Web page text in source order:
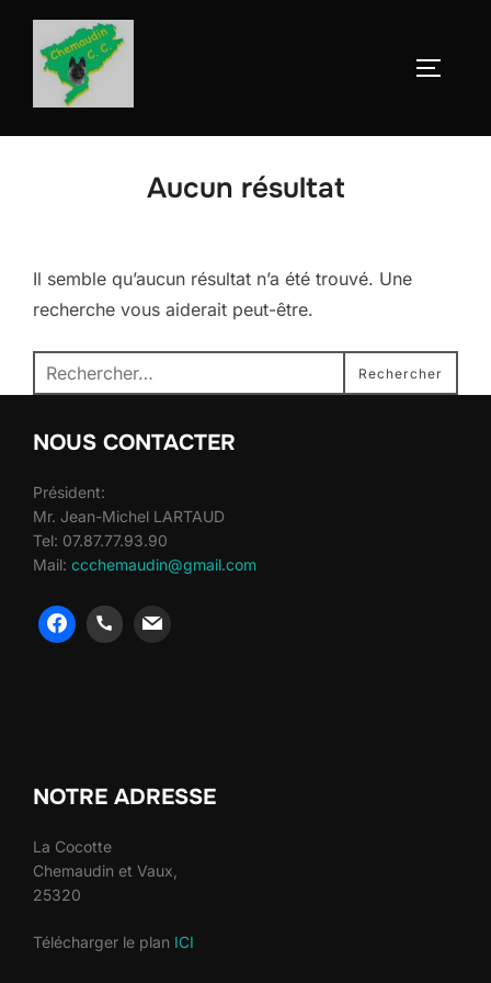
Aller
contenu
Aucun résultat
Il semble qu’aucun résultat n’a été trouvé. Une
recherche vous aiderait peut-être.
Recherche
pour :
Rechercher
NOUS CONTACTER
Président:
Mr. Jean-Michel LARTAUD
Tel: 07.87.77.93.90
Mail: ccchemaudin@gmail.com
NOTRE ADRESSE
La Cocotte
Chemaudin et Vaux,
25320
Télécharger le plan ICI